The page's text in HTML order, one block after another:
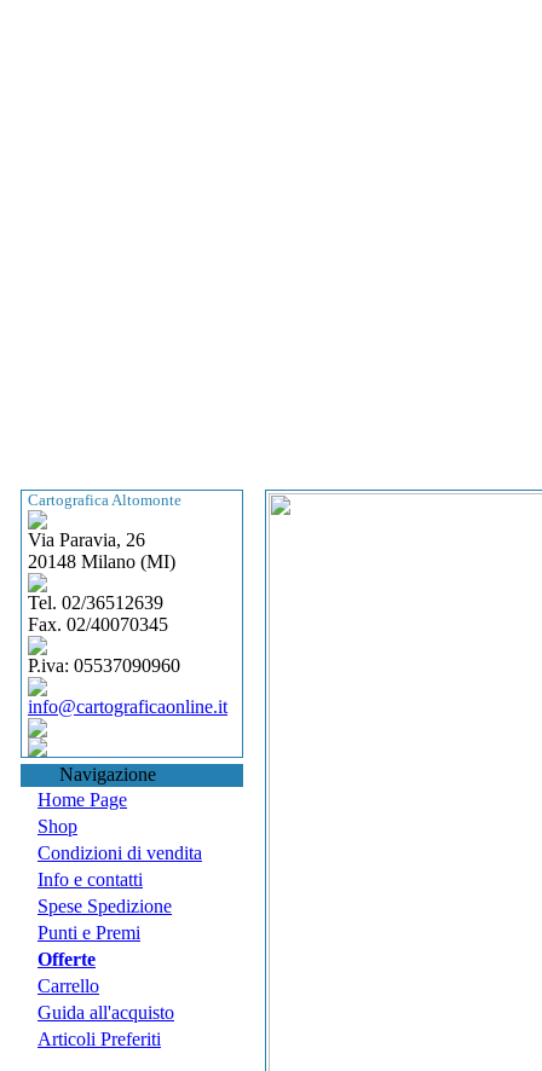
Cartografica Altomonte
Via Paravia, 26
20148 Milano (MI)
Tel. 02/36512639
Fax. 02/40070345
P.iva: 05537090960
info@cartograficaonline.it
Navigazione
Home Page
Shop
Condizioni di vendita
Info e contatti
Spese Spedizione
Punti e Premi
Offerte
Carrello
Guida all'acquisto
Articoli Preferiti